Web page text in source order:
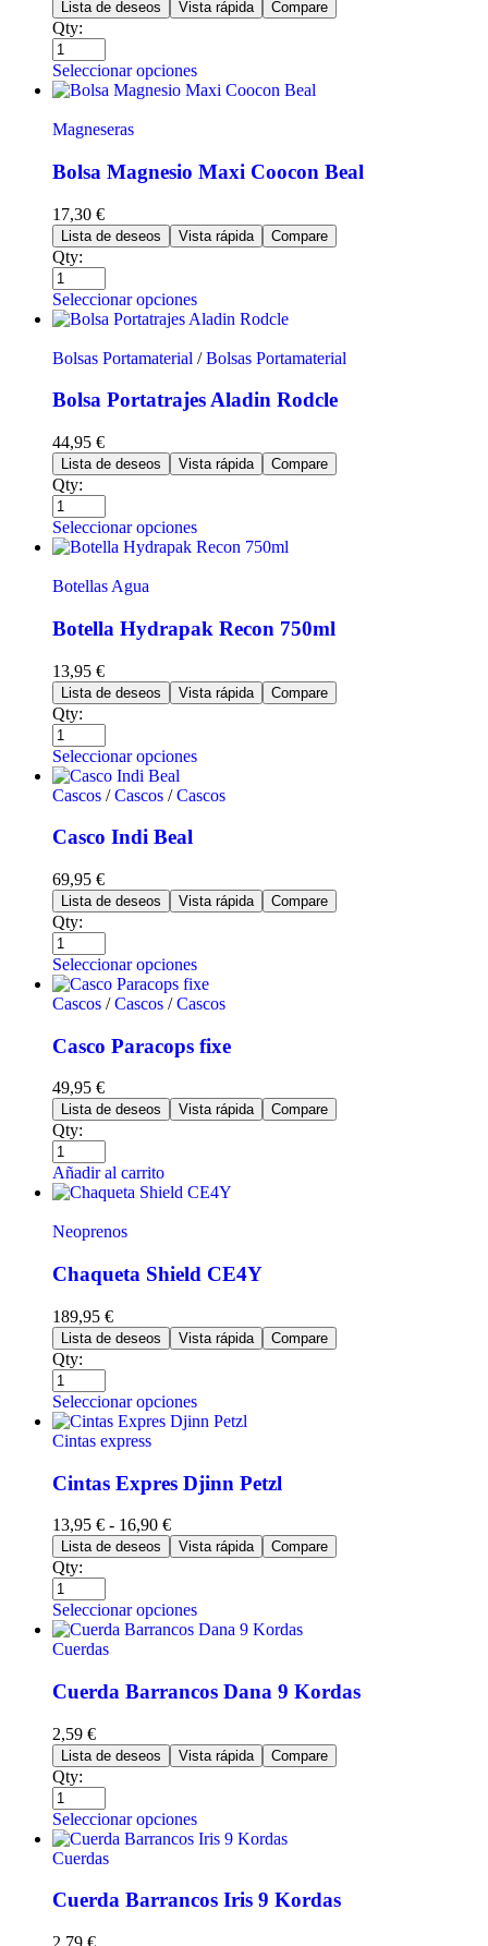
Lista de deseos Vista rápida Compare
Qty:
Seleccionar opciones
Magneseras
Bolsa Magnesio Maxi Coocon Beal
17,30 €
Lista de deseos Vista rápida Compare
Qty:
Seleccionar opciones
Bolsas Portamaterial /Bolsas Portamaterial
Bolsa Portatrajes Aladin Rodcle
44,95 €
Lista de deseos Vista rápida Compare
Qty:
Seleccionar opciones
Botellas Agua
Botella Hydrapak Recon 750ml
13,95 €
Lista de deseos Vista rápida Compare
Qty:
Seleccionar opciones
Cascos /Cascos /Cascos
Casco Indi Beal
69,95 €
Lista de deseos Vista rápida Compare
Qty:
Seleccionar opciones
Cascos /Cascos /Cascos
Casco Paracops fixe
49,95 €
Lista de deseos Vista rápida Compare
Qty:
Añadir al carrito
Neoprenos
Chaqueta Shield CE4Y
189,95 €
Lista de deseos Vista rápida Compare
Qty:
Seleccionar opciones
Cintas express
Cintas Expres Djinn Petzl
13,95 € - 16,90 €
Lista de deseos Vista rápida Compare
Qty:
Seleccionar opciones
Cuerdas
Cuerda Barrancos Dana 9 Kordas
2,59 €
Lista de deseos Vista rápida Compare
Qty:
Seleccionar opciones
Cuerdas
Cuerda Barrancos Iris 9 Kordas